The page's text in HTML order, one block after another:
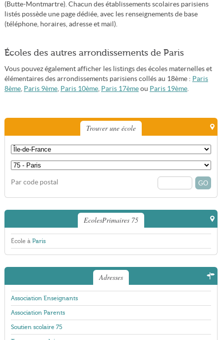
(Butte-Montmartre). Chacun des établissements scolaires parisiens
listés possède une page dédiée, avec les renseignements de base
(téléphone, horaires, adresse et mail).
Écoles des autres arrondissements de Paris
Vous pouvez également afficher les listings des écoles maternelles et
élémentaires des arrondissements parisiens collés au 18ème : Paris
8ème, Paris 9ème, Paris 10ème, Paris 17èmeou Paris 19ème.
Trouver une école
Par code postal
EcolesPrimaires 75
École à Paris
Adresses
Association Enseignants
Association Parents
Soutien scolaire 75